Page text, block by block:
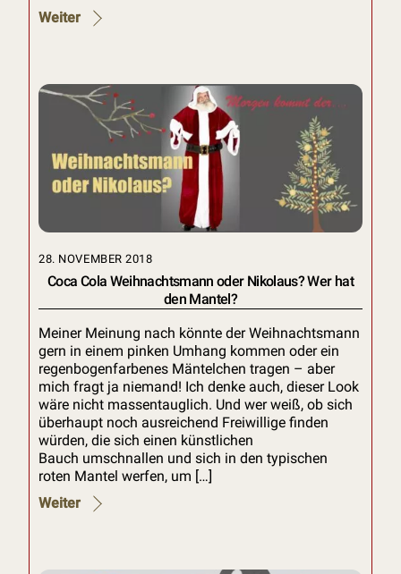
Weiter
28. NOVEMBER 2018
Coca Cola Weihnachtsmann oder Nikolaus? Wer hat
den Mantel?
Meiner Meinung nach könnte der Weihnachtsmann
gern in einem pinken Umhang kommen oder ein
regenbogenfarbenes Mäntelchen tragen – aber
mich fragt ja niemand! Ich denke auch, dieser Look
wäre nicht massentauglich. Und wer weiß, ob sich
überhaupt noch ausreichend Freiwillige finden
würden, die sich einen künstlichen
Bauch umschnallen und sich in den typischen
roten Mantel werfen, um […]
Weiter